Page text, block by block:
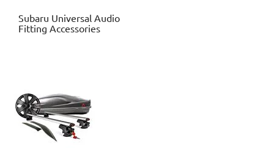
Subaru Universal Audio
Fitting Accessories